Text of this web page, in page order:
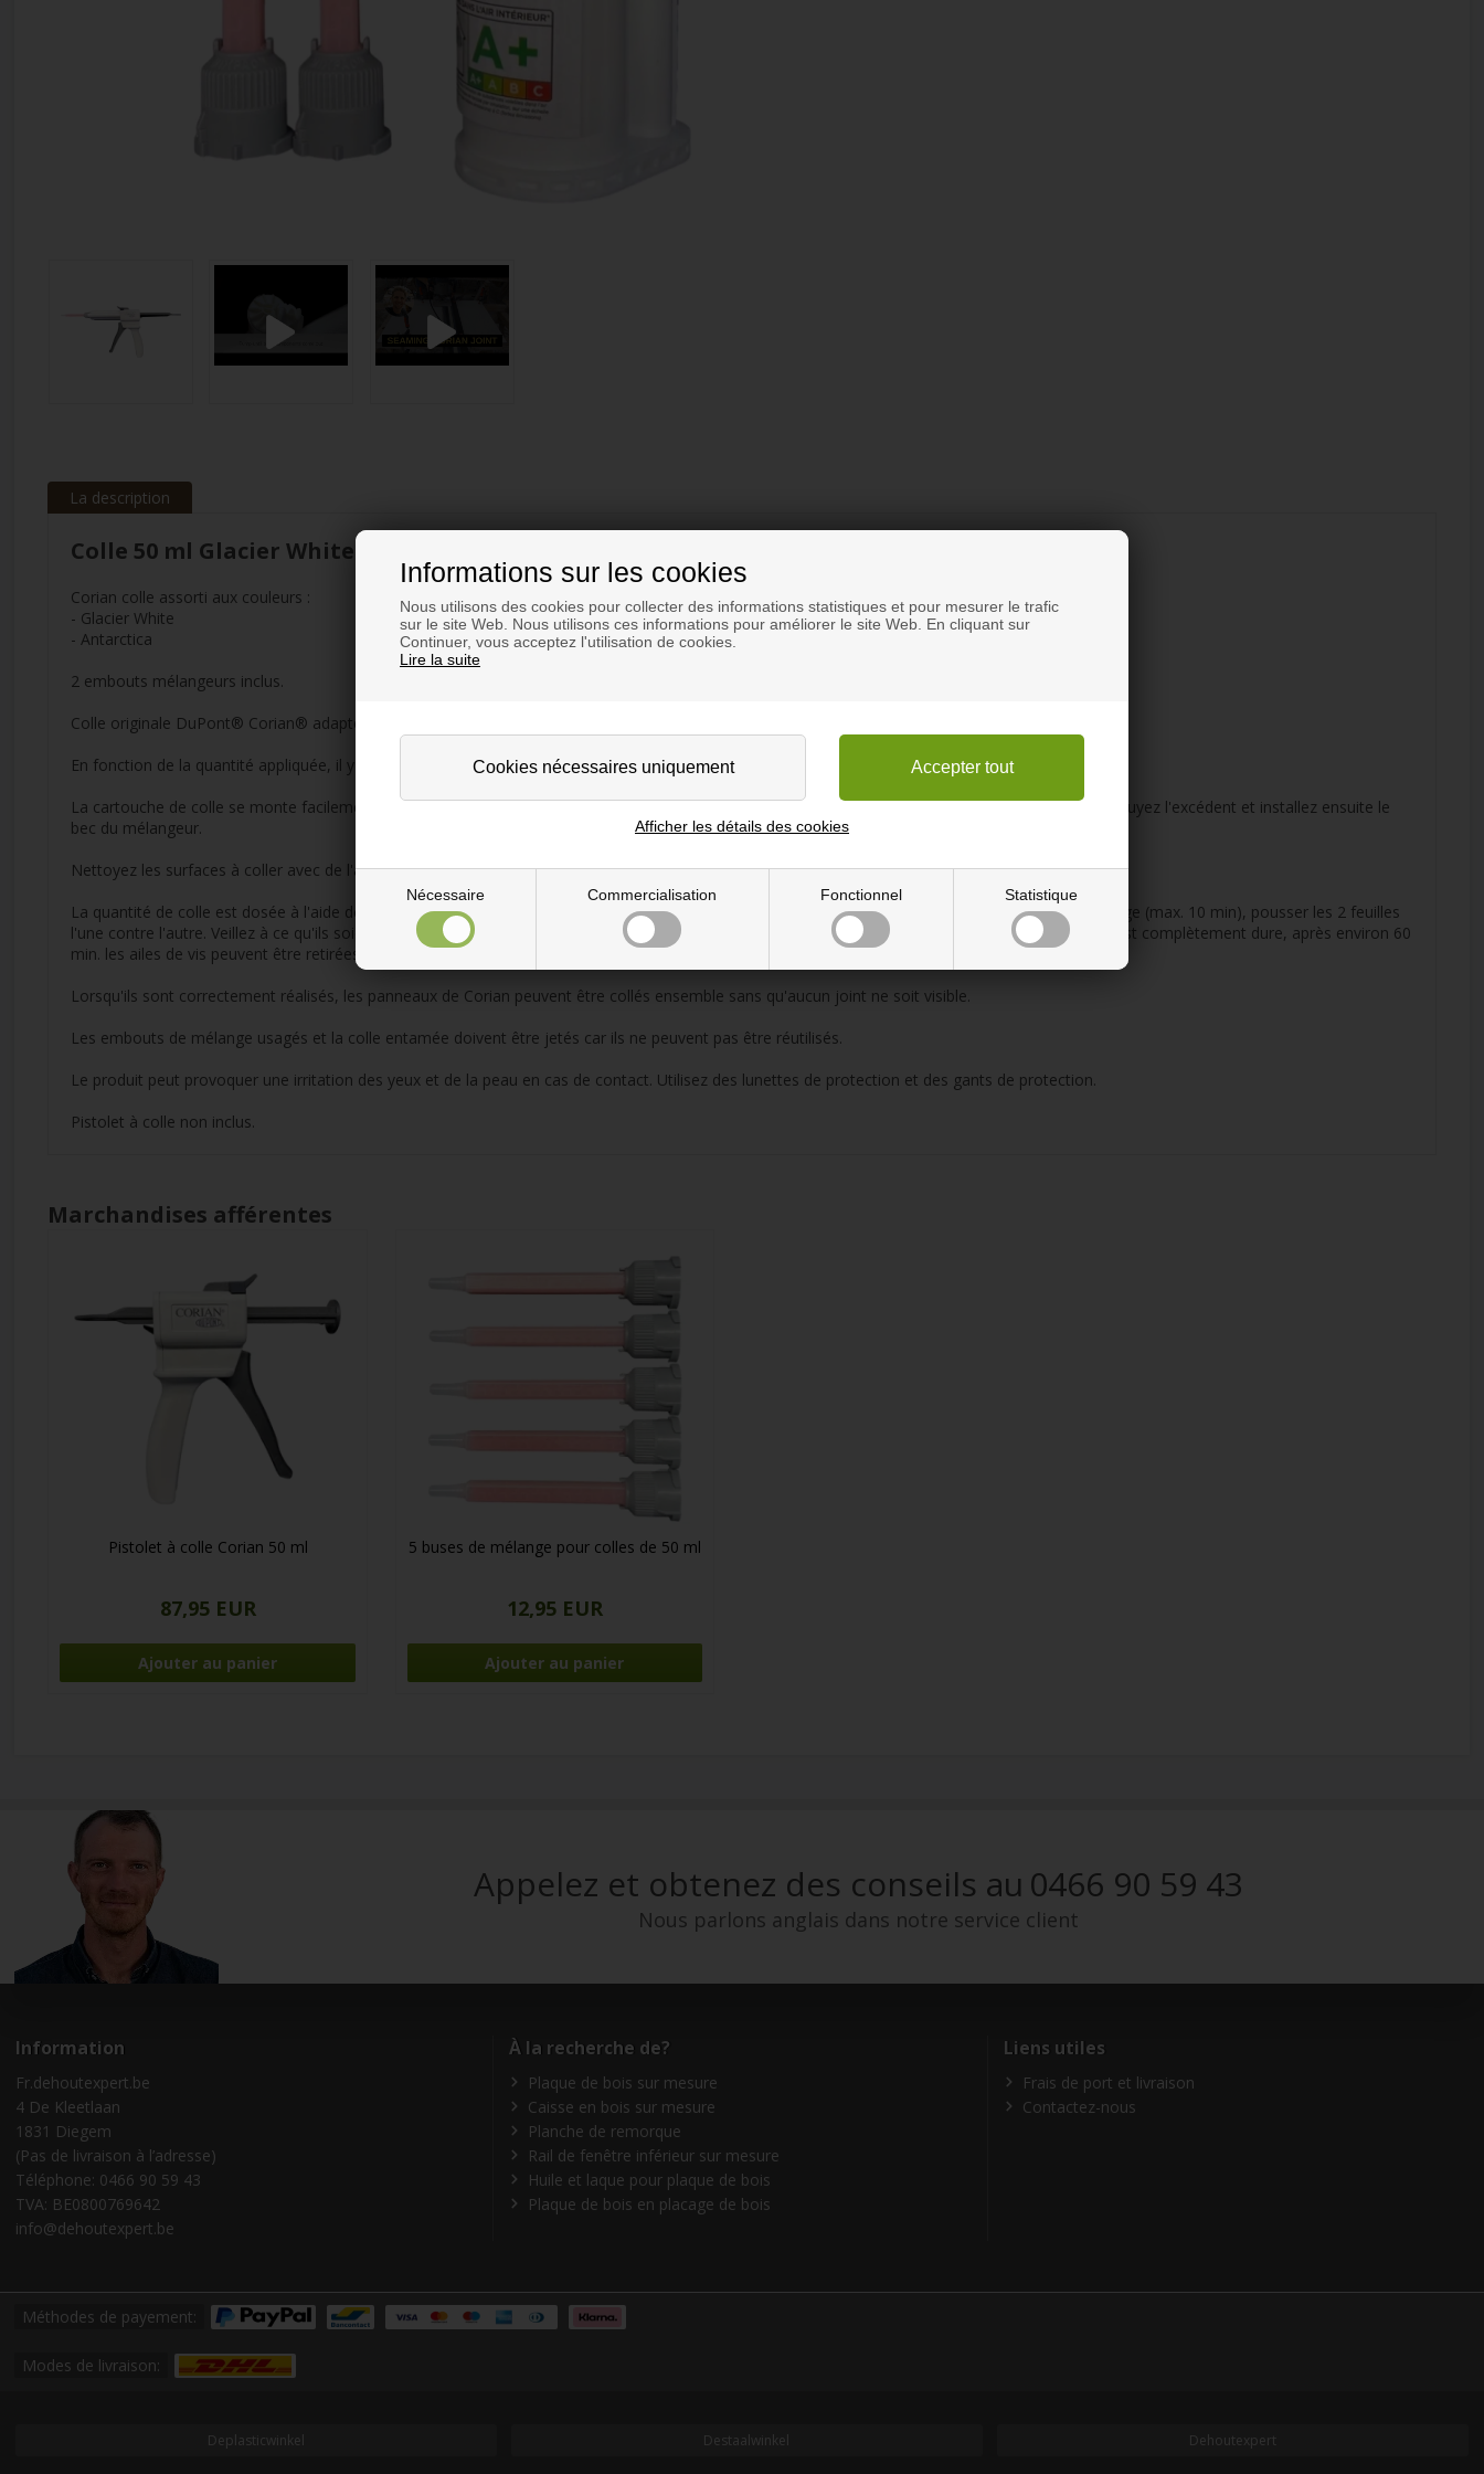
Informations sur les cookies
Nous utilisons des cookies pour collecter des informations statistiques et pour mesurer le trafic
sur le site Web. Nous utilisons ces informations pour améliorer le site Web. En cliquant sur
Continuer, vous acceptez l'utilisation de cookies.
Lire la suite
Nécessaire Commercialisation Fonctionnel Statistique
Afficher les détails des cookies
La description
Colle 50 ml Glacier White
Corian colle assorti aux couleurs :
- Glacier White
- Antarctica
2 embouts mélangeurs inclus.
Colle originale DuPont® Corian® adaptée aux pistolets à colle originaux.
En fonction de la quantité appliquée, il y a environ 4 mètres d'adhésif dans une cartouche (mesuré sur une feuille de 12 mm).
La cartouche de colle se monte facilement dans le pistolet. Pompez avec la poignée jusqu'à ce que la colle/durcisseur sorte des deux récipients. Essuyez l'excédent et installez ensuite le
bec du mélangeur.
Nettoyez les surfaces à coller avec de l'acétone avant d'appliquer la colle.
La quantité de colle est dosée à l'aide de la poignée. Veillez à appliquer une quantité constante sur la surface à coller. Immédiatement après le collage (max. 10 min), pousser les 2 feuilles
l'une contre l'autre. Veillez à ce qu'ils soient bien maintenus, par exemple à l'aide d'ailes de vis. La colle doit être expulsée du joint. Lorsque la colle est complètement dure, après environ 60
min. les ailes de vis peuvent être retirées. L'excédent de colle est poli ou fraisé.
Lorsqu'ils sont correctement réalisés, les panneaux de Corian peuvent être collés ensemble sans qu'aucun joint ne soit visible.
Les embouts de mélange usagés et la colle entamée doivent être jetés car ils ne peuvent pas être réutilisés.
Le produit peut provoquer une irritation des yeux et de la peau en cas de contact. Utilisez des lunettes de protection et des gants de protection.
Pistolet à colle non inclus.
Marchandises afférentes
Pistolet à colle Corian 50 ml
87,95 EUR
5 buses de mélange pour colles de 50 ml
12,95 EUR
Appelez et obtenez des conseils au 0466 90 59 43
Nous parlons anglais dans notre service client
Information
Fr.dehoutexpert.be
4 De Kleetlaan
1831 Diegem
(Pas de livraison à l’adresse)
Téléphone: 0466 90 59 43
TVA: BE0800769642
info@dehoutexpert.be
À la recherche de?
Plaque de bois sur mesure
Caisse en bois sur mesure
Planche de remorque
Rail de fenêtre inférieur sur mesure
Huile et laque pour plaque de bois
Plaque de bois en placage de bois
Liens utiles
Frais de port et livraison
Contactez-nous
Méthodes de payement:
Modes de livraison:
Deplasticwinkel Destaalwinkel Dehoutexpert